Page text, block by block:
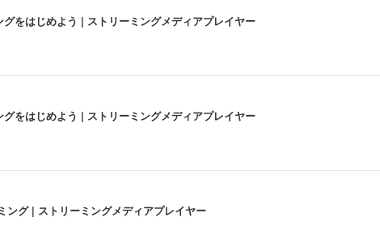
をはじめよう | ストリーミングメディアプレイヤー
をはじめよう | ストリーミングメディアプレイヤー
グ | ストリーミングメディアプレイヤー